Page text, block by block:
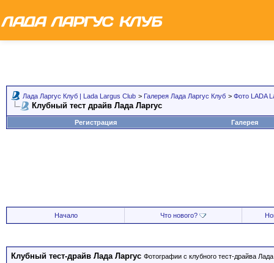
Лада Ларгус Клуб | Lada Largus Club > Галерея Лада Ларгус Клуб > Фото LADA
Клубный тест драйв Лада Ларгус
Регистрация Галерея
Начало Что нового?
Клубный тест-драйв Лада Ларгус Фотографии с клубного тест-драйва